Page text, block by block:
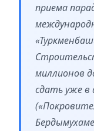
приема
миллионов
сдать уже в